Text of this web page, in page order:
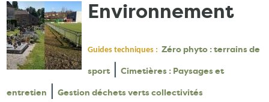
Environnement
Guides techniques : Zéro phyto : terrains de
sport|Cimetières : Paysages et
entretien |Gestion déchets verts collectivités